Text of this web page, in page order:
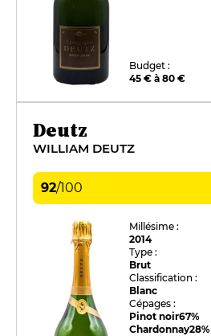
Budget :
45 € à 80 €
Deutz
WILLIAM DEUTZ
92/100
Millésime :
2014
Type :
Brut
Classification :
Blanc
Cépages :
Pinot noir67%
Chardonnay28%